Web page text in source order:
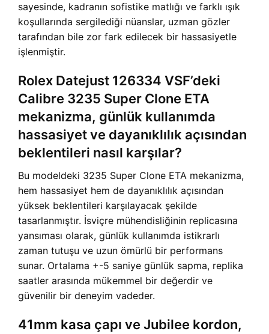
sayesinde, kadranın sofistike matlığı ve farklı ışık
koşullarında sergilediği nüanslar, uzman gözler
tarafından bile zor fark edilecek bir hassasiyetle
işlenmiştir.
Rolex Datejust 126334 VSF’deki
Calibre 3235 Super Clone ETA
mekanizma, günlük kullanımda
hassasiyet ve dayanıklılık açısından
beklentileri nasıl karşılar?
Bu modeldeki 3235 Super Clone ETA mekanizma,
hem hassasiyet hem de dayanıklılık açısından
yüksek beklentileri karşılayacak şekilde
tasarlanmıştır. İsviçre mühendisliğinin replicasına
yansıması olarak, günlük kullanımda istikrarlı
zaman tutuşu ve uzun ömürlü bir performans
sunar. Ortalama +-5 saniye günlük sapma, replika
saatler arasında mükemmel bir değerdir ve
güvenilir bir deneyim vadeder.
41mm kasa çapı ve Jubilee kordon,